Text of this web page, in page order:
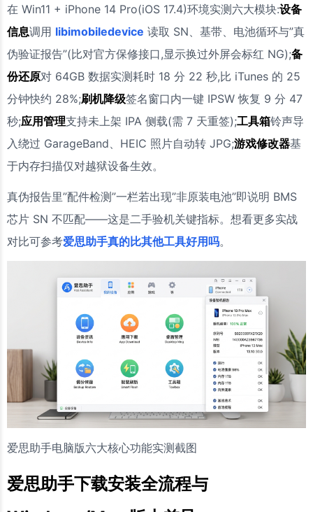
在 Win11 + iPhone 14 Pro(iOS 17.4)环境实测六大模块:设备
信息调用 libimobiledevice 读取 SN、基带、电池循环与”真
伪验证报告”(比对官方保修接口,显示换过外屏会标红 NG);备
份还原对 64GB 数据实测耗时 18 分 22 秒,比 iTunes 的 25
分钟快约 28%;刷机降级签名窗口内一键 IPSW 恢复 9 分 47
秒;应用管理支持未上架 IPA 侧载(需 7 天重签);工具箱铃声导
入绕过 GarageBand、HEIC 照片自动转 JPG;游戏修改器基
于内存扫描仅对越狱设备生效。
真伪报告里”配件检测”一栏若出现”非原装电池”即说明 BMS
芯片 SN 不匹配——这是二手验机关键指标。想看更多实战
对比可参考爱思助手真的比其他工具好用吗。
爱思助手电脑版六大核心功能实测截图
爱思助手下载安装全流程与